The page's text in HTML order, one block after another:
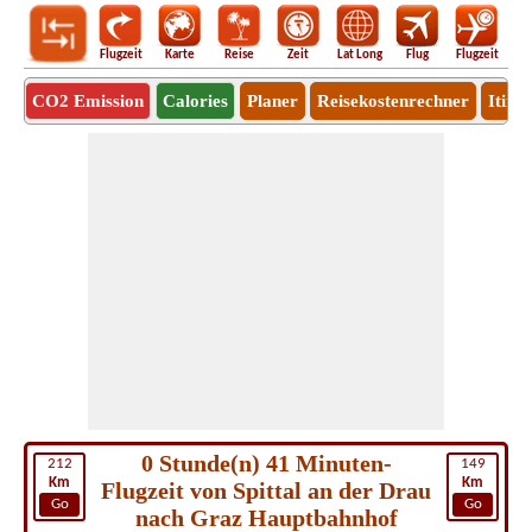
Flugzeit Karte Reise Zeit Lat Long Flug Flugzeit
CO2 Emission Calories Planer Reisekostenrechner
212
Km
Go
149
Km
Go
0 Stunde(n) 41 Minuten-
Flugzeit von Spittal an der Drau
nach Graz Hauptbahnhof